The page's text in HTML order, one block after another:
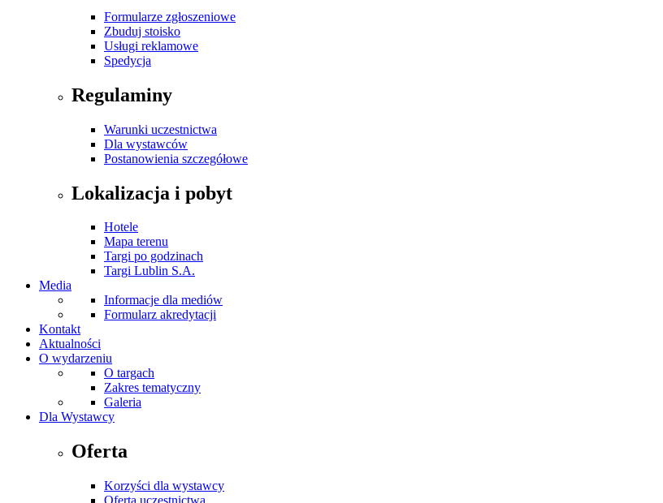
Formularze zgłoszeniowe
Zbuduj stoisko
Usługi reklamowe
Spedycja
Regulaminy
Warunki uczestnictwa
Dla wystawców
Postanowienia szczegółowe
Lokalizacja i pobyt
Hotele
Mapa terenu
Targi po godzinach
Targi Lublin S.A.
Media
Informacje dla mediów
Formularz akredytacji
Kontakt
Aktualności
O wydarzeniu
O targach
Zakres tematyczny
Galeria
Dla Wystawcy
Oferta
Korzyści dla wystawcy